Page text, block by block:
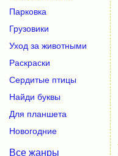
Парковка
Грузовики
Уход за животными
Раскраски
Сердитые птицы
Найди буквы
Для планшета
Новогодние
Все жанры